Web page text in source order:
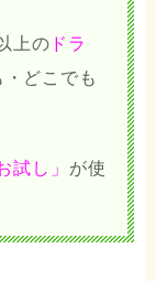
上の ドラ
どこでも
試し」 が使